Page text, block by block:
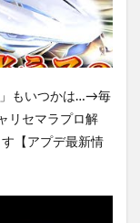
」もいつかは…→毎
リセマラプロ解
【アプデ最新情